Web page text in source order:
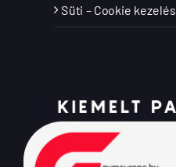
Süti – Cookie kezelés